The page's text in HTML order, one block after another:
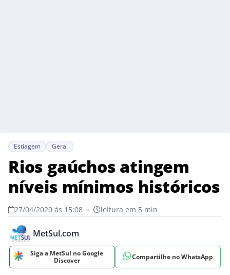
Estiagem Geral
Rios gaúchos atingem
níveis mínimos históricos
27/04/2020 às 15:08 • leitura em 5 min
MetSul.com
Siga a MetSul no Google
Discover
Compartilhe no WhatsApp